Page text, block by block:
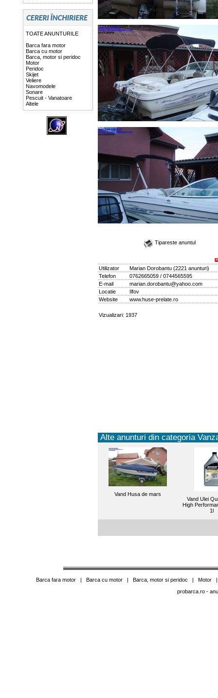
TOATE ANUNTURILE
Barca fara motor
Barca cu motor
Barca, motor si peridoc
Motor
Peridoc
Skijet
Veliere
Navomodele
Sonare
Pescuit - Vanatoare
Altele
Tipareste anuntul
Utilizator Marian Dorobantu(2221 anunturi)
Telefon
0762665059 / 0744565595
E-mail
marian.dorobantu@yahoo.com
Locatie
Ilfov
Website
www.huse-prelate.ro
Vizualizari: 1937
Alte anunturi din categoria
Vand Husa de mars
Vand Ulei
High
1l
Barca fara motor| Barca cu motor| Barca, motor si peridoc | Motor
probarca.ro-